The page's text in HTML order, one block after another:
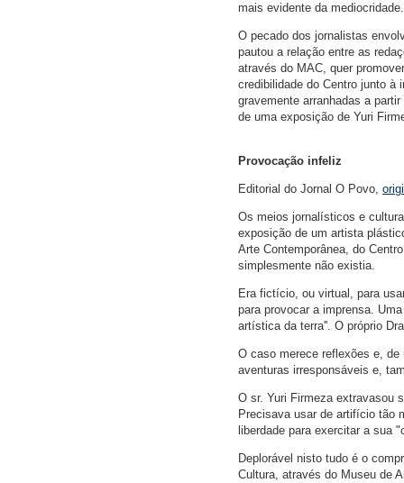
mais evidente da mediocridade.
O pecado dos jornalistas
pautou a relação entre as
através do MAC, quer
credibilidade do Centro junto à
gravemente arranhadas a
de uma exposição de Yuri
Provocação infeliz
Editorial do Jornal O Povo,
Os meios jornalísticos e
exposição de um artista
Arte Contemporânea, do
simplesmente não existia.
Era fictício, ou virtual, para
para provocar a imprensa.
artística da terra''. O próprio
O caso merece reflexões e,
aventuras irresponsáveis e,
O sr. Yuri Firmeza extravasou
Precisava usar de artifício tão
liberdade para exercitar a sua
Deplorável nisto tudo é o
Cultura, através do Museu de